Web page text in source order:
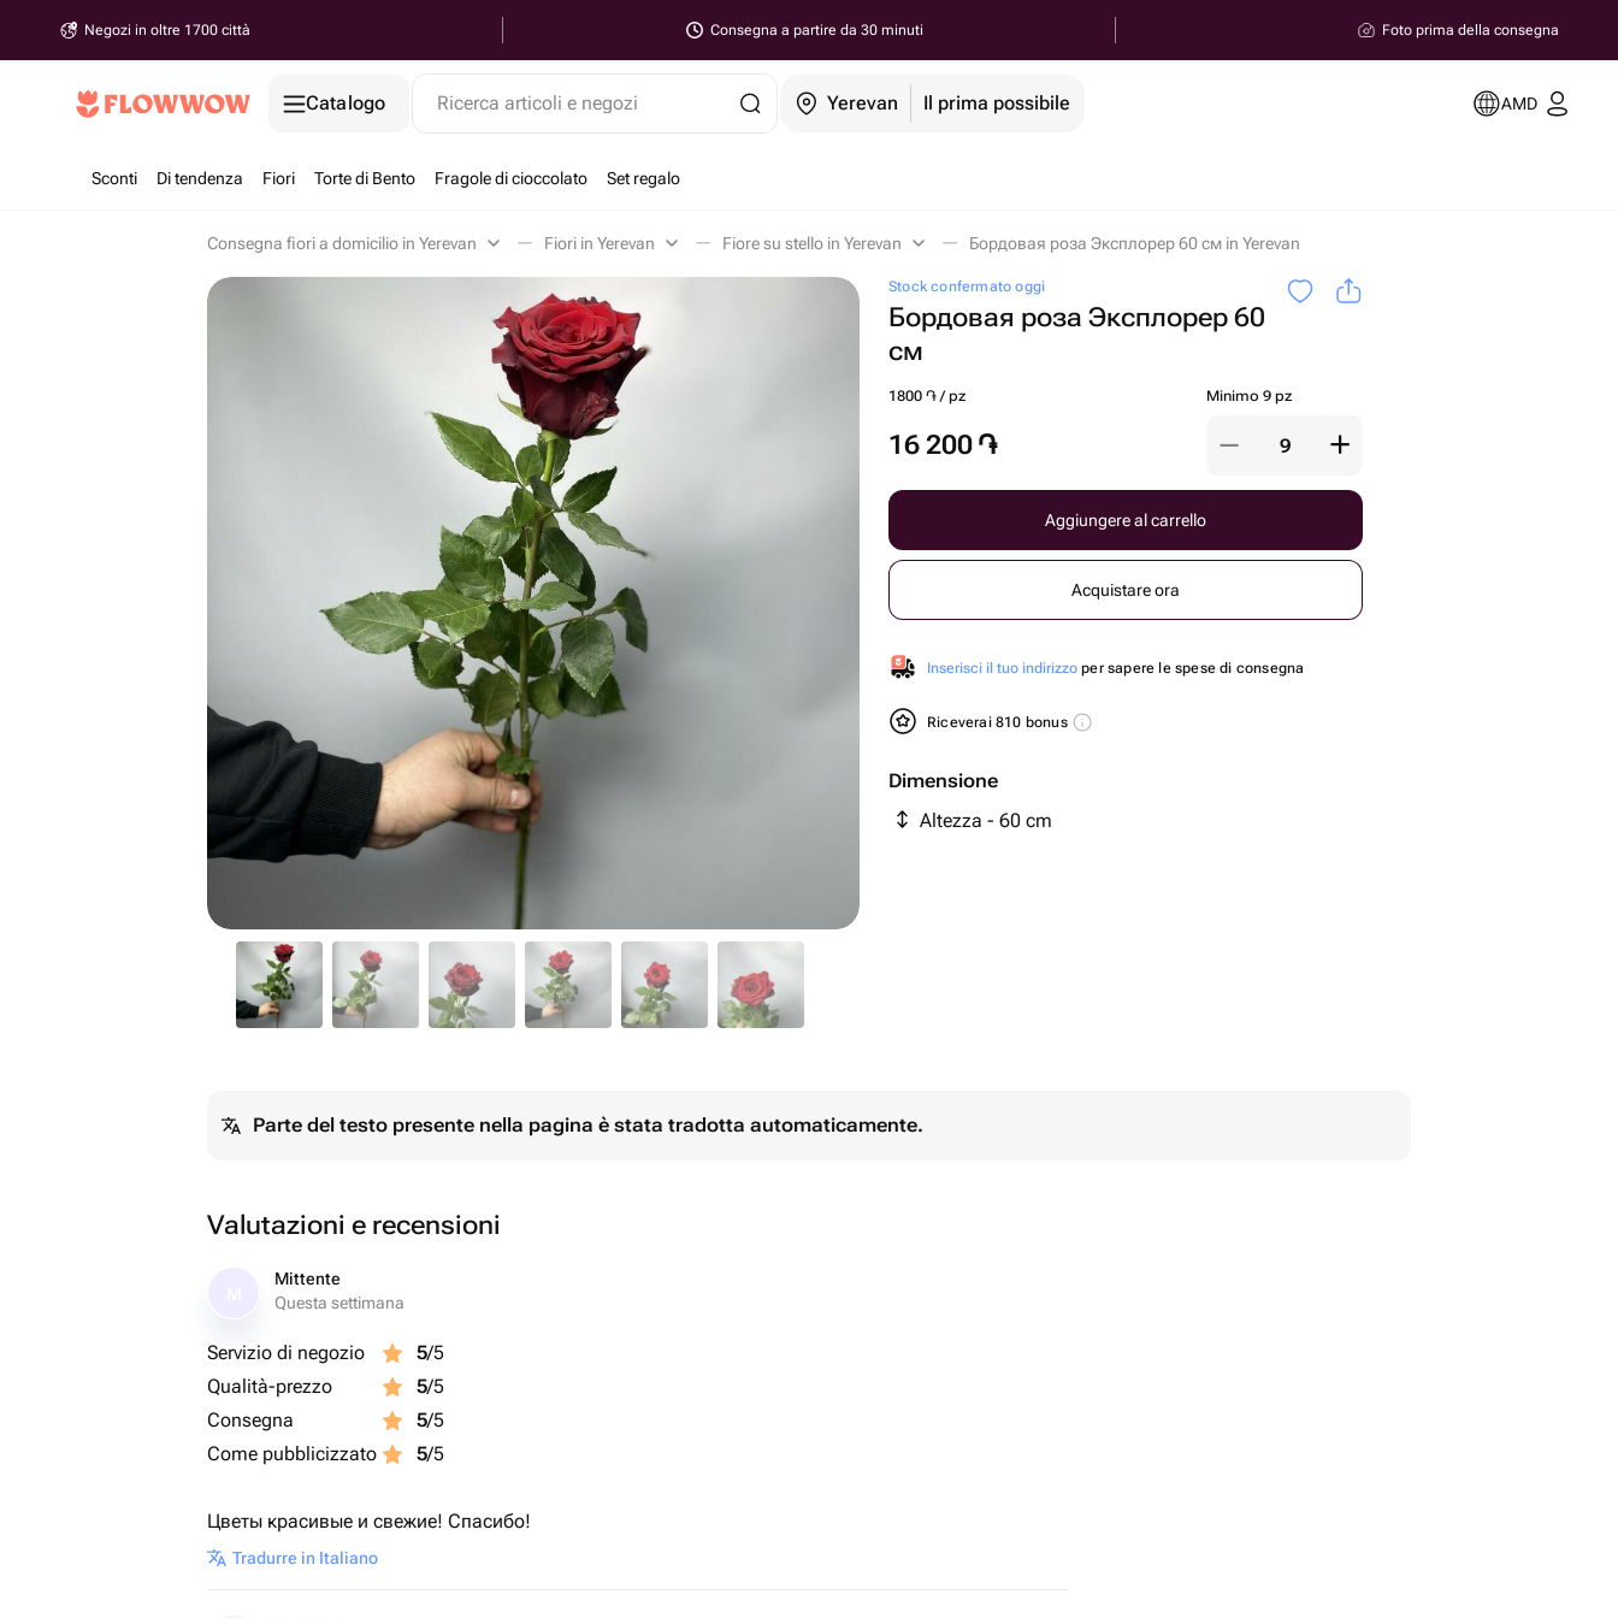
Negozi in oltre 1700 città Consegna a partire da 30 minuti Foto prima della consegna
Catalogo Ricerca articoli e negozi Yerevan Il prima possibile AMD
Sconti Di tendenza Fiori Torte di Bento Fragole di cioccolato Set regalo
Consegna fiori a domicilio in Yerevan Fiori in Yerevan Fiore su stello in Yerevan Бордовая роза Эксплорер 60 см in Yerevan
Stock confermato oggi
Бордовая роза Эксплорер 60
см
1800 ֏ / pz
16 200 ֏
Minimo 9 pz
Aggiungere al carrello
Acquistare ora
Inserisci il tuo indirizzo per sapere le spese di consegna
Riceverai 810 bonus
Dimensione
Altezza - 60 cm
Parte del testo presente nella pagina è stata tradotta automaticamente.
Valutazioni e recensioni
Mittente
Questa settimana
Servizio di negozio 5/5
Qualità-prezzo
5/5
Consegna
5/5
Come pubblicizzato
5/5
Цветы красивые и свежие! Спасибо!
Tradurre in Italiano